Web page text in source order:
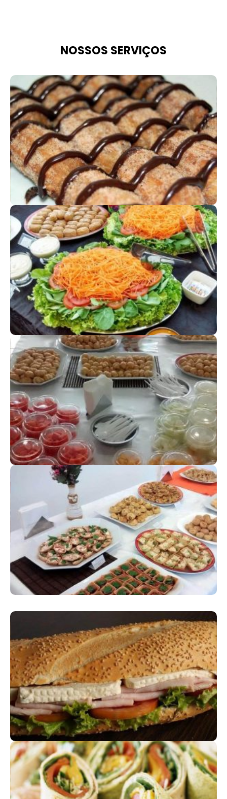
COFFE BREAK
Prático e eficiente
ALMOÇO
Supreenda os seus convidados
BRUNCH
Um cardápio completo
COQUETEL
Momentos de descontração
SANDUÍCHES DE METRO
Variedade e qualidade marcantes
MINI SANDUÍCHES E MINI WRAPS
Agradáveis fusões de sabores